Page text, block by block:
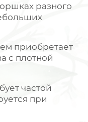
разного
приобретает
с плотной
частой
при